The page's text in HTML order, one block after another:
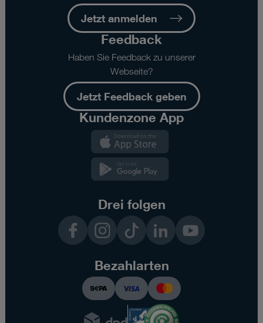
Jetzt anmelden
Feedback
Haben Sie Feedback zu unserer
Webseite?
Jetzt Feedback geben
Kundenzone App
Drei folgen
InstagramTikTok LinkedInYouTube
Bezahlarten